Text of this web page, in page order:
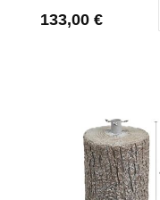
133,00 €